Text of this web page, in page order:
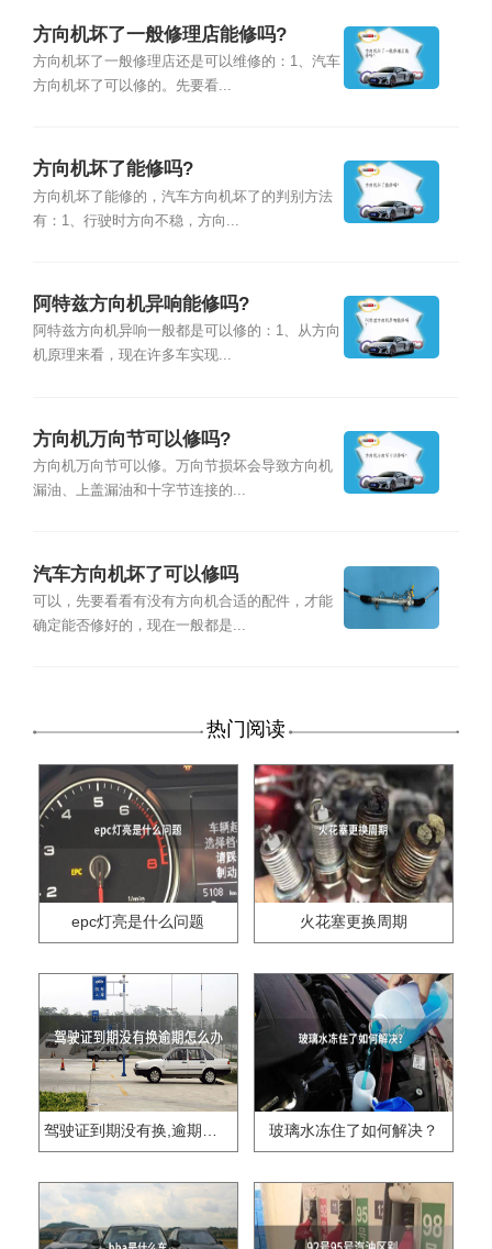
方向机坏了一般修理店能修吗?
方向机坏了一般修理店还是可以维修的：1、汽车
方向机坏了可以修的。先要看...
方向机坏了能修吗?
方向机坏了能修的，汽车方向机坏了的判别方法
有：1、行驶时方向不稳，方向...
阿特兹方向机异响能修吗?
阿特兹方向机异响一般都是可以修的：1、从方向
机原理来看，现在许多车实现...
方向机万向节可以修吗?
方向机万向节可以修。万向节损坏会导致方向机
漏油、上盖漏油和十字节连接的...
汽车方向机坏了可以修吗
可以，先要看看有没有方向机合适的配件，才能
确定能否修好的，现在一般都是...
热门阅读
epc灯亮是什么问题 火花塞更换周期
驾驶证到期没有换,逾期怎么办?? 玻璃水冻住了如何解决？